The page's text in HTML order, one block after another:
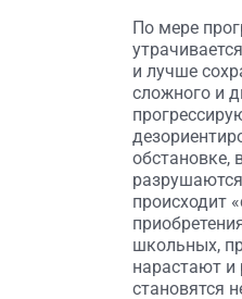
По мере
и лучше
сложного и
обстановке,
происходит
школьных,
нарастают и
становятся